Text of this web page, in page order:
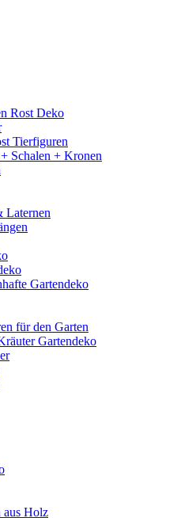
Rost Deko
Tierfiguren
Schalen + Kronen
Laternen
Gartendeko
für den Garten
Gartendeko
aus Holz